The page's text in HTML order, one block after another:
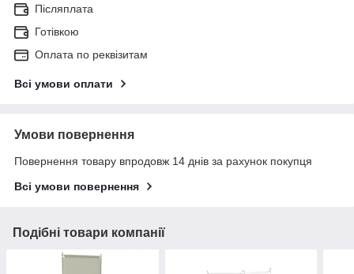
Післяплата
Готівкою
Оплата по реквізитам
Всі умови оплати
Умови повернення
Повернення товару впродовж 14 днів за рахунок покупця
Всі умови повернення
Подібні товари компанії